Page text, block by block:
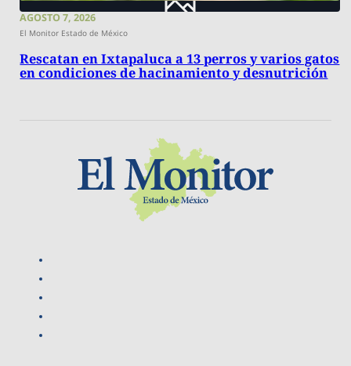
AGOSTO 7, 2026
El Monitor Estado de México
Rescatan en Ixtapaluca a 13 perros y varios gatos
en condiciones de hacinamiento y desnutrición